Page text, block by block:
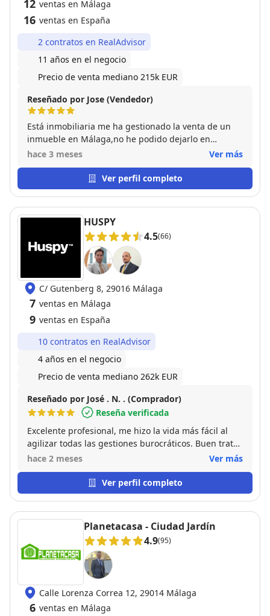
12 ventas en Málaga
16 ventas en España
2 contratos en RealAdvisor
11 años en el negocio
Precio de venta mediano 215k EUR
Reseñado por Jose (Vendedor)
Está inmobiliaria me ha gestionado la venta de un
inmueble en Málaga,no he podido dejarlo en
mejores manos, profesionales en todos los sentidos ,
Desde un principio se involucraron plenamente en
todos los pasos de la venta, Ruth realizó una
mercado, en la cual acertó al 100 por 100, Luis fue la
cara visible para los potenciales compradores,
sabiendo estar y manteniéndome al tanto de las
diversas ofertas, por último Lina se encargó de todas
las gestiones legales con el comprador final. La
experiencia y dedicación de los tres hacen posible la
venta en un corto periodo de tiempo. Totalmente
satisfecho con su trabajo,por lo que los recomiendo
sin lugar a dudas.
hace 3 meses Ver más
Ver perfil completo
HUSPY
4.5(66)
C/ Gutenberg 8, 29016 Málaga
7 ventas en Málaga
9 ventas en España
10 contratos en RealAdvisor
4 años en el negocio
Precio de venta mediano 262k EUR
Reseñado por José . N. . (Comprador)
Reseña verificada
Excelente profesional, me hizo la vida más fácil al
agilizar todas las gestiones burocráticos. Buen trato
personal .
hace 2 meses Ver más
Ver perfil completo
Planetacasa - Ciudad Jardín
4.9(95)
Calle Lorenza Correa 12, 29014 Málaga
6 ventas en Málaga